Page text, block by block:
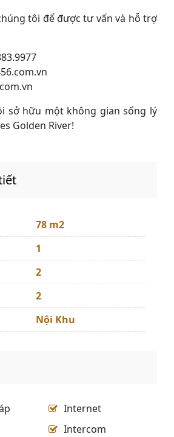
tôi để được tư vấn và hỗ trợ
sở hữu một không gian sống lý
Golden River!
78 m2
1
2
2
Nội Khu
Internet
Intercom